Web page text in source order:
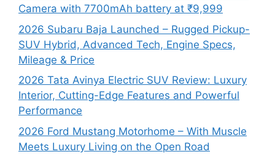
Camera with 7700mAh battery at ₹9,999
2026 Subaru Baja Launched – Rugged Pickup-
SUV Hybrid, Advanced Tech, Engine Specs,
Mileage & Price
2026 Tata Avinya Electric SUV Review: Luxury
Interior, Cutting-Edge Features and Powerful
Performance
2026 Ford Mustang Motorhome – With Muscle
Meets Luxury Living on the Open Road